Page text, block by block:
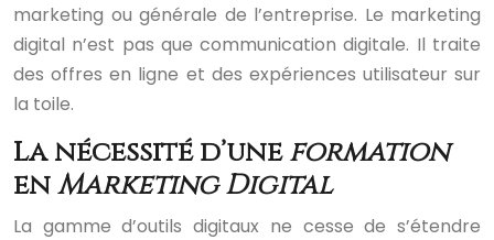
marketing ou générale de l’entreprise. Le marketing
digital n’est pas que communication digitale. Il traite
des offres en ligne et des expériences utilisateur sur
la toile.
La nécessité d’uneformation
enMarketing Digital
La gamme d’outils digitaux ne cesse de s’étendre